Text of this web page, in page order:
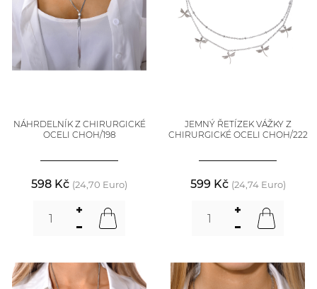
NÁHRDELNÍK Z CHIRURGICKÉ
OCELI CHOH/198
598 Kč (24,70 Euro)
JEMNÝ ŘETÍZEK VÁŽKY Z
CHIRURGICKÉ OCELI CHOH/222
599 Kč (24,74 Euro)